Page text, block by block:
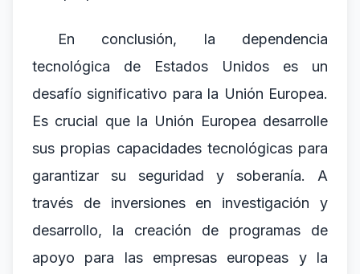
En conclusión, la dependencia
tecnológica de Estados Unidos es un
desafío significativo para la Unión Europea.
Es crucial que la Unión Europea desarrolle
sus propias capacidades tecnológicas para
garantizar su seguridad y soberanía. A
través de inversiones en investigación y
desarrollo, la creación de programas de
apoyo para las empresas europeas y la